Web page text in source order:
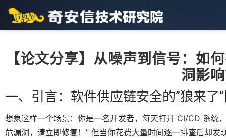
【论文分享】从噪声到信号：如
洞影
一、引言：软件供应链安全的”狼来了
想象这样一个场景：你是一名开发者，每天打开 CI/CD 系
危漏洞，请立即修复！” 但当你花费大量时间逐一排查后却